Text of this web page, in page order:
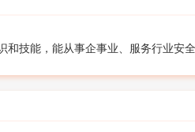
技能，能从事企事业、服务行业安